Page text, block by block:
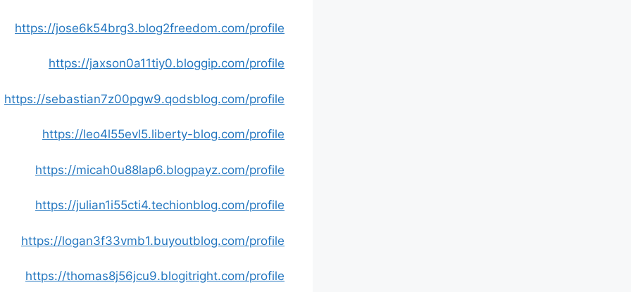
https://jose6k54brg3.blog2freedom.com/profile
https://jaxson0a11tiy0.bloggip.com/profile
https://sebastian7z00pgw9.qodsblog.com/profile
https://leo4l55evl5.liberty-blog.com/profile
https://micah0u88lap6.blogpayz.com/profile
https://julian1i55cti4.techionblog.com/profile
https://logan3f33vmb1.buyoutblog.com/profile
https://thomas8j56jcu9.blogitright.com/profile